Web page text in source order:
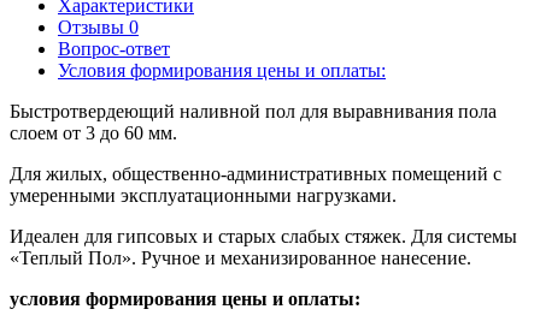
Характеристики
Отзывы 0
Вопрос-ответ
Условия формирования цены и оплаты:
Быстротвердеющий наливной пол для выравнивания пола
слоем от 3 до 60 мм.
Для жилых, общественно-административных помещений с
умеренными эксплуатационными нагрузками.
Идеален для гипсовых и старых слабых стяжек. Для системы
«Теплый Пол». Ручное и механизированное нанесение.
условия формирования цены и оплаты: